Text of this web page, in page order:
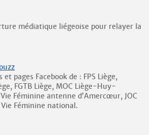
médiatique liégeoise pour relayer la
et pages Facebook de : FPS Liège,
FGTB Liège, MOC Liège-Huy-
Féminine antenne d’Amercœur, JOC
Féminine national.